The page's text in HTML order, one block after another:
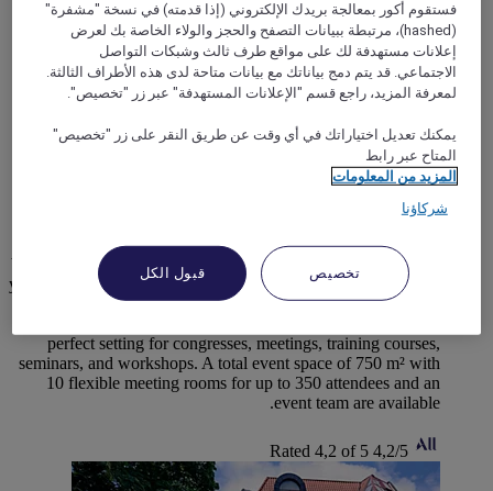
WEIMAR, ألمانيا
Congress Hotel Weimar by Mercure
Whether you are in Weimar for cultural exploration or a
business event, the Congress Hotel Weimar by Mercure offers
you a harmonious blend of peace and quiet and a high level of
sleeping comfort. The PRIME Restaurant & Bar serves
perfect setting for congresses, meetings, training courses,
seminars, and workshops. A total event space of 750 m² with
10 flexible meeting rooms for up to 350 attendees and an
event team are available.
4,2/5
Rated 4,2 of 5
فستقوم أكور بمعالجة بريدك الإلكتروني (إذا قدمته) في نسخة "مشفرة"
(hashed)، مرتبطة ببيانات التصفح والحجز والولاء الخاصة بك لعرض
إعلانات مستهدفة لك على مواقع طرف ثالث وشبكات التواصل
الاجتماعي. قد يتم دمج بياناتك مع بيانات متاحة لدى هذه الأطراف الثالثة.
لمعرفة المزيد، راجع قسم "الإعلانات المستهدفة" عبر زر "تخصيص".
يمكنك تعديل اختياراتك في أي وقت عن طريق النقر على زر "تخصيص"
المتاح عبر رابط
المزيد من المعلومات
شركاؤنا
تخصيص قبول الكل